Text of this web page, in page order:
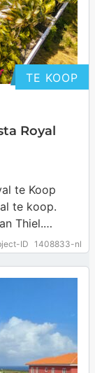
TE KOOP
Royal
ID 1408833-nl
te Koop
te koop.
Thiel.